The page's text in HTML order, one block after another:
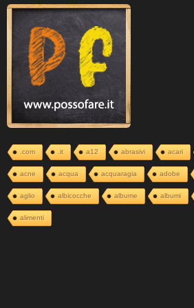
.com .it a12 abrasivi acari
acne acqua acquaragia adobe
aglio albicocche albume albumi
alimenti